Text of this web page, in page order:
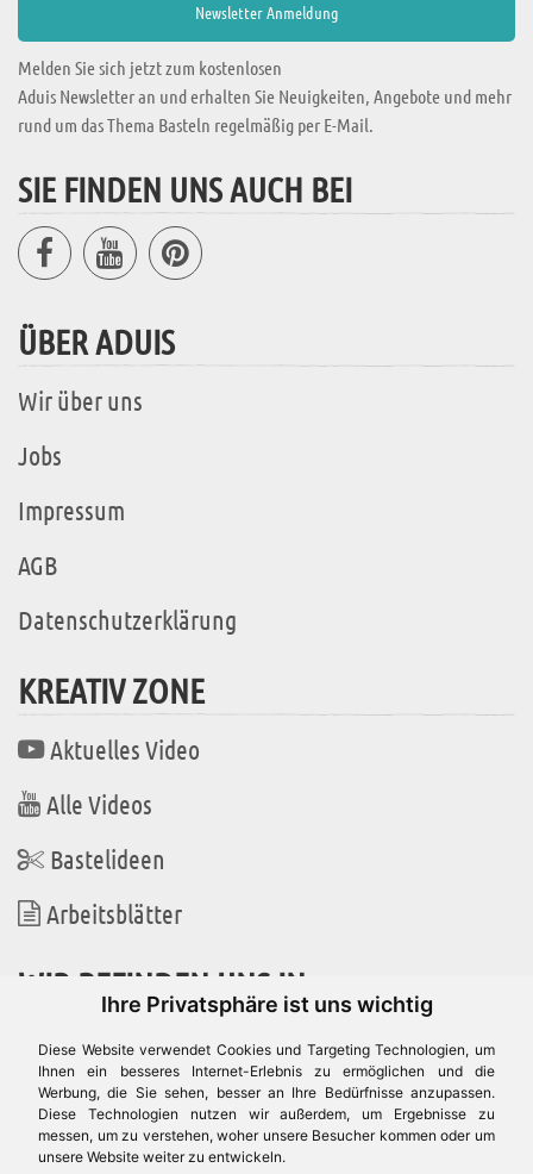
Ihre Privatsphäre ist uns wichtig
Diese Website verwendet Cookies und Targeting Technologien, um
Ihnen ein besseres Internet-Erlebnis zu ermöglichen und die
Werbung, die Sie sehen, besser an Ihre Bedürfnisse anzupassen.
Diese Technologien nutzen wir außerdem, um Ergebnisse zu
messen, um zu verstehen, woher unsere Besucher kommen oder um
unsere Website weiter zu entwickeln.
Melden Sie sich jetzt zum kostenlosen
Aduis Newsletter an und erhalten Sie Neuigkeiten, Angebote und mehr
rund um das Thema Basteln regelmäßig per E-Mail.
SIE FINDEN UNS AUCH BEI
ÜBER ADUIS
Wir über uns
Jobs
Impressum
AGB
Datenschutzerklärung
KREATIV ZONE
Aktuelles Video
Alle Videos
Bastelideen
Arbeitsblätter
WIR BEFINDEN UNS IN
Es gibt uns auch in